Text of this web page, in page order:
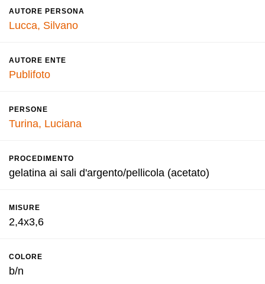
AUTORE PERSONA
Lucca, Silvano
AUTORE ENTE
Publifoto
PERSONE
Turina, Luciana
PROCEDIMENTO
gelatina ai sali d'argento/pellicola (acetato)
MISURE
2,4x3,6
COLORE
b/n